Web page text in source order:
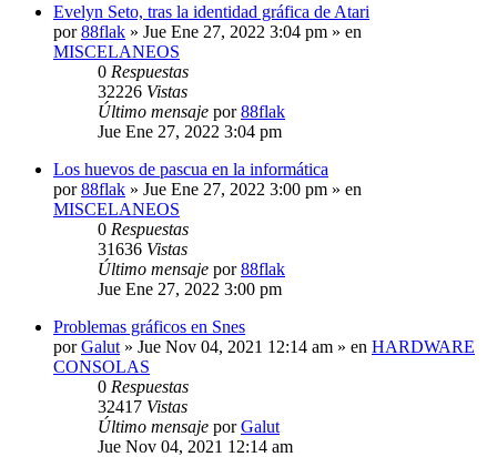
Evelyn Seto, tras la identidad gráfica de Atari
por88flak » Jue Ene 27, 2022 3:04 pm » en
MISCELANEOS
0 Respuestas
32226 Vistas
Último mensaje por88flak
Jue Ene 27, 2022 3:04 pm
Los huevos de pascua en la informática
por88flak » Jue Ene 27, 2022 3:00 pm » en
MISCELANEOS
0 Respuestas
31636 Vistas
Último mensaje por88flak
Jue Ene 27, 2022 3:00 pm
Problemas gráficos en Snes
porGalut » Jue Nov 04, 2021 12:14 am » en HARDWARE
CONSOLAS
0 Respuestas
32417 Vistas
Último mensaje porGalut
Jue Nov 04, 2021 12:14 am